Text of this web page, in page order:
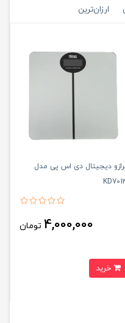
ارزان‌ترین
دیجیتال دی اس پی مدل
4,000,000 تومان